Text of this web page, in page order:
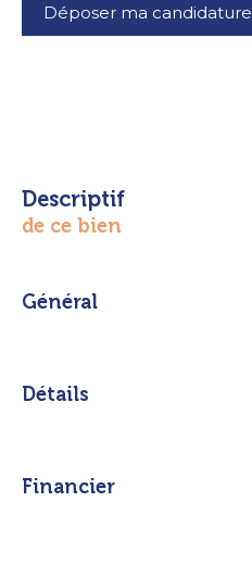
Déposer ma candidature
descriptif
de ce bien
Général
Détails
Financier